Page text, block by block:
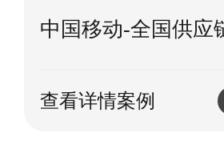
中国移动-全国供应
查看详情案例